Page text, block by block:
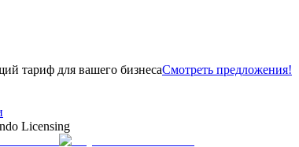
тариф для вашего бизнесаСмотреть предложения!
Licensing